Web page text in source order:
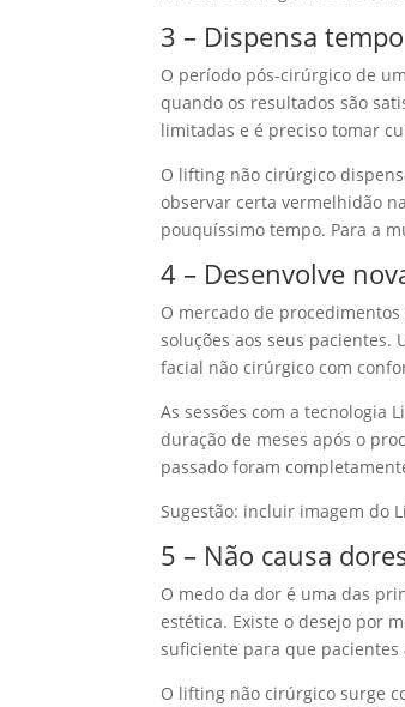
3 – Dispensa
O período pós-cirúrgico de
quando os resultados são
limitadas e é preciso tomar
O lifting não cirúrgico
observar certa vermelhidão
pouquíssimo tempo. Para a
4 – Desenvolve
O mercado de
soluções aos seus pacientes.
facial não cirúrgico com
As sessões com a tecnologia
duração de meses após o
passado foram
Sugestão: incluir imagem do
5 – Não causa
O medo da dor é uma das
estética. Existe o desejo por
suficiente para que
O lifting não cirúrgico surge